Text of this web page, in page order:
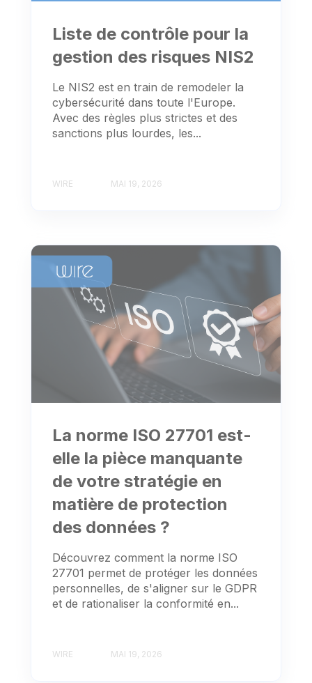
Liste de contrôle pour la
gestion des risques NIS2
Le NIS2 est en train de remodeler la
cybersécurité dans toute l'Europe.
Avec des règles plus strictes et des
sanctions plus lourdes, les...
WIRE MAI 19, 2026
La norme ISO 27701 est-
elle la pièce manquante
de votre stratégie en
matière de protection
des données ?
Découvrez comment la norme ISO
27701 permet de protéger les données
personnelles, de s'aligner sur le GDPR
et de rationaliser la conformité en...
WIRE MAI 19, 2026